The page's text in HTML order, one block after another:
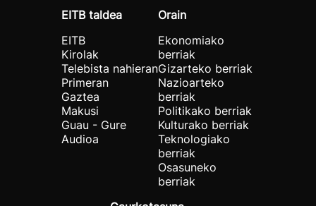
EITB taldea
EITB
Kirolak
Telebista nahieran
Primeran
Gaztea
Makusi
Guau - Gure
Audioa
Orain
Ekonomiako
berriak
Gizarteko berriak
Nazioarteko
berriak
Politikako berriak
Kulturako berriak
Teknologiako
berriak
Osasuneko
berriak